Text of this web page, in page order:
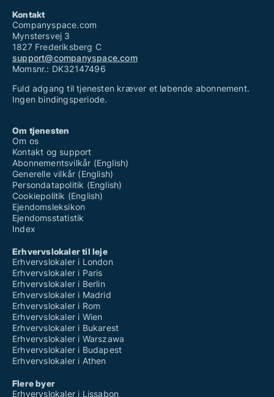
Kontakt
Companyspace.com
Mynstersvej 3
1827 Frederiksberg C
support@companyspace.com
Momsnr.: DK32147496
Fuld adgang til tjenesten kræver et løbende abonnement.
Ingen bindingsperiode.
Om tjenesten
Om os
Kontakt og support
Abonnementsvilkår (English)
Generelle vilkår (English)
Persondatapolitik (English)
Cookiepolitik (English)
Ejendomsleksikon
Ejendomsstatistik
Index
Erhvervslokaler til leje
Erhvervslokaler i London
Erhvervslokaler i Paris
Erhvervslokaler i Berlin
Erhvervslokaler i Madrid
Erhvervslokaler i Rom
Erhvervslokaler i Wien
Erhvervslokaler i Bukarest
Erhvervslokaler i Warszawa
Erhvervslokaler i Budapest
Erhvervslokaler i Athen
Flere byer
Erhvervslokaler i Lissabon